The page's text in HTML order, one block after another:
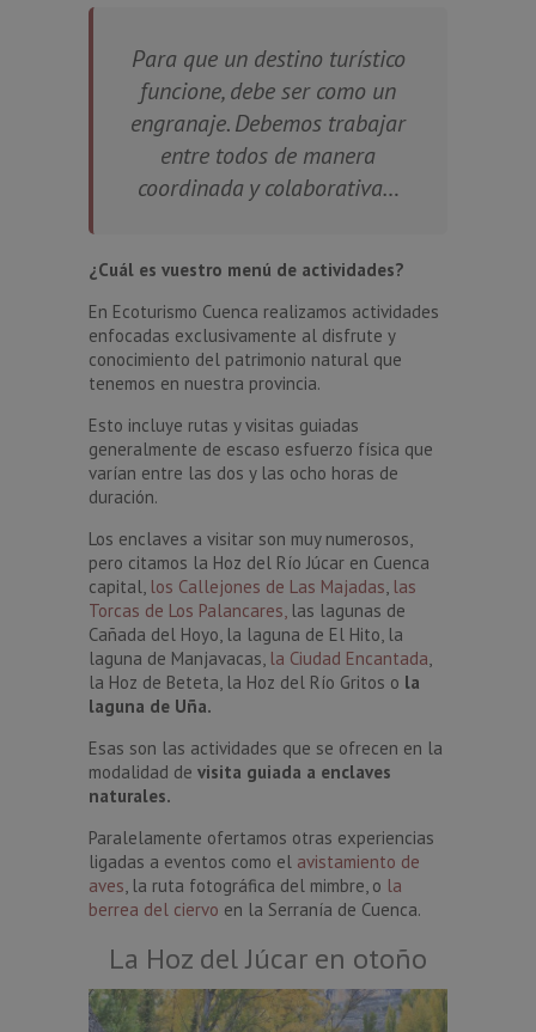
Para que un destino turístico
funcione, debe ser como un
engranaje. Debemos trabajar
entre todos de manera
coordinada y colaborativa…
¿Cuál es vuestro menú de actividades?
En Ecoturismo Cuenca realizamos actividades
enfocadas exclusivamente al disfrute y
conocimiento del patrimonio natural que
tenemos en nuestra provincia.
Esto incluye rutas y visitas guiadas
generalmente de escaso esfuerzo física que
varían entre las dos y las ocho horas de
duración.
Los enclaves a visitar son muy numerosos,
pero citamos la Hoz del Río Júcar en Cuenca
capital, los Callejones de Las Majadas, las
Torcas de Los Palancares,las lagunas de
Cañada del Hoyo, la laguna de El Hito, la
laguna de Manjavacas, la Ciudad Encantada,
la Hoz de Beteta, la Hoz del Río Gritos o la
laguna de Uña.
Esas son las actividades que se ofrecen en la
modalidad de visita guiada a enclaves
naturales.
Paralelamente ofertamos otras experiencias
ligadas a eventos como el avistamiento de
aves, la ruta fotográfica del mimbre, o la
berrea del ciervo en la Serranía de Cuenca.
La Hoz del Júcar en otoño